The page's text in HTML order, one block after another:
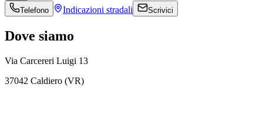
Telefono Indicazioni stradali Scrivici
Dove siamo
Via Carcereri Luigi 13
37042 Caldiero (VR)